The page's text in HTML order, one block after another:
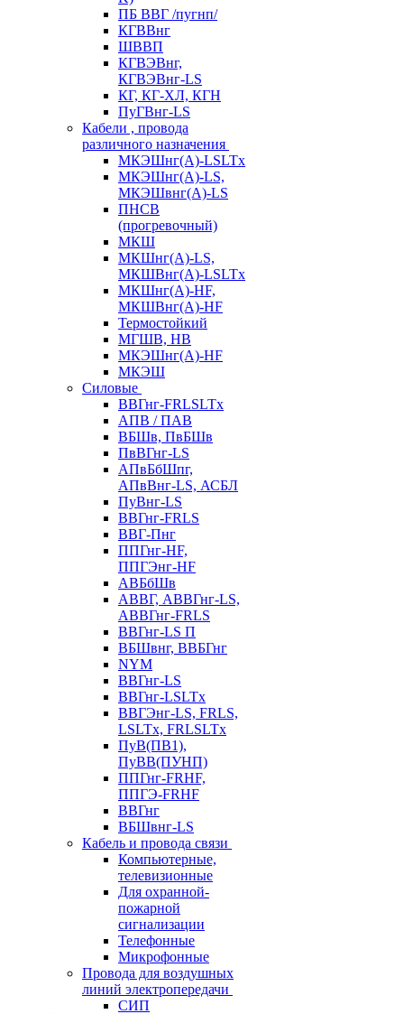
ПБ ВВГ /пугнп/
КГВВнг
ШВВП
КГВЭВнг,
КГВЭВнг-LS
КГ, КГ-ХЛ, КГН
ПуГВнг-LS
Кабели , провода
различного назначения
МКЭШнг(А)-LSLTx
МКЭШнг(А)-LS,
МКЭШвнг(А)-LS
ПНСВ
(прогревочный)
МКШ
МКШнг(А)-LS,
МКШВнг(А)-LSLTx
МКШнг(А)-HF,
МКШВнг(А)-HF
Термостойкий
МГШВ, НВ
МКЭШнг(А)-HF
МКЭШ
Силовые
ВВГнг-FRLSLTx
АПВ / ПАВ
ВБШв, ПвБШв
ПвВГнг-LS
АПвБбШпг,
АПвВнг-LS, АСБЛ
ПуВнг-LS
ВВГнг-FRLS
ВВГ-Пнг
ППГнг-HF,
ППГЭнг-HF
АВБбШв
АВВГ, АВВГнг-LS,
АВВГнг-FRLS
ВВГнг-LS П
ВБШвнг, ВВБГнг
NYM
ВВГнг-LS
ВВГнг-LSLTx
ВВГЭнг-LS, FRLS,
LSLTx, FRLSLTx
ПуВ(ПВ1),
ПуВВ(ПУНП)
ППГнг-FRHF,
ППГЭ-FRHF
ВВГнг
ВБШвнг-LS
Кабель и провода связи
Компьютерные,
телевизионные
Для охранной-
пожарной
сигнализации
Телефонные
Микрофонные
Провода для воздушных
линий электропередачи
СИП